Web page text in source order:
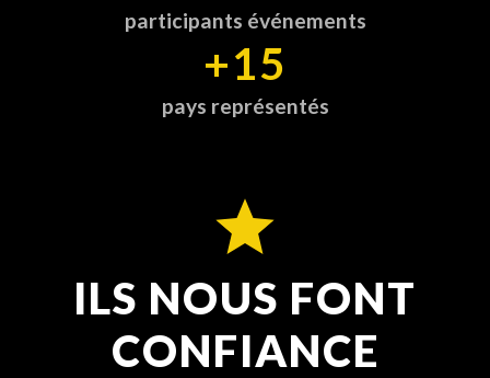
participants événements
+15
pays représentés
ILS NOUS FONT
CONFIANCE